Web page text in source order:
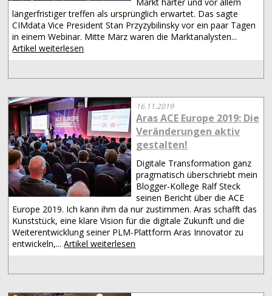
längerfristiger treffen als ursprünglich erwartet. Das sagte
CIMdata Vice President Stan Przyzybilinsky vor ein paar Tagen
in einem Webinar. Mitte März waren die Marktanalysten...
Artikel weiterlesen
16.11.2019
Aras ACE Europe 2019: Die
Veränderungen aktiv
gestalten!
Digitale Transformation ganz
pragmatisch überschriebt mein
Blogger-Kollege Ralf Steck
seinen Bericht über die ACE
Europe 2019. Ich kann ihm da nur zustimmen. Aras schafft das
Kunststück, eine klare Vision für die digitale Zukunft und die
Weiterentwicklung seiner PLM-Plattform Aras Innovator zu
entwickeln,...Artikel weiterlesen